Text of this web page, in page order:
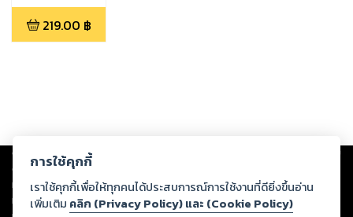
219.00 ฿
Copyright © 2026
ต่อผลงานหรือเนื้อหาใดที่อัปโหลดผ่านเว็บไซต์และปรากฏว่าละเมิดสิทธิใน
ทรัพย์สินทางปัญญาของบุคคลอื่นหรือขัดต่อกฎหมายและศีลธรรม ดังนั้น ผู้อ่าน
ทุกท่านโปรดใช้วิจารณญาณในการกลั่นกรองด้วยตนเอง และหากท่านพบว่าส่วน
การใช้คุกกี้
เราใช้คุกกี้เพื่อให้ทุกคนได้ประสบการณ์การใช้งานที่ดียิ่งขึ้นอ่าน
เพิ่มเติม คลิก (Privacy Policy) และ (Cookie Policy)